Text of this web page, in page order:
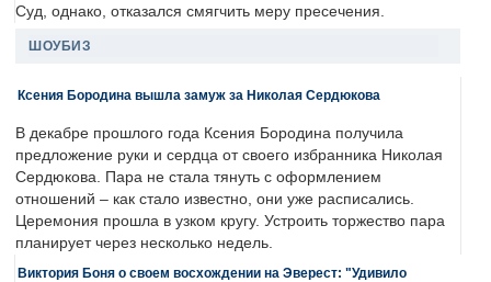
Суд, однако, отказался смягчить меру пресечения.
ШОУБИЗ
Ксения Бородина вышла замуж за Николая Сердюкова
В декабре прошлого года Ксения Бородина получила
предложение руки и сердца от своего избранника Николая
Сердюкова. Пара не стала тянуть с оформлением
отношений – как стало известно, они уже расписались.
Церемония прошла в узком кругу. Устроить торжество пара
планирует через несколько недель.
Виктория Боня о своем восхождении на Эверест: "Удивило